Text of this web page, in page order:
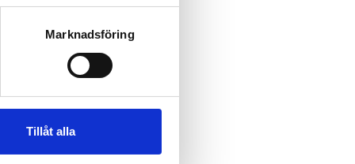
. Du kan ändra
information från din enhet
kombinera informationen
Marknadsföring
Tillåt alla